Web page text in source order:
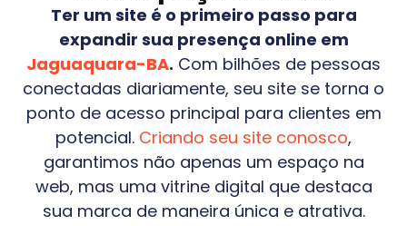
Ter um site é o primeiro passo para
expandir sua presença online em
Jaguaquara-BA. Com bilhões de pessoas
conectadas diariamente, seu site se torna o
ponto de acesso principal para clientes em
potencial. Criando seu site conosco,
garantimos não apenas um espaço na
web, mas uma vitrine digital que destaca
sua marca de maneira única e atrativa.